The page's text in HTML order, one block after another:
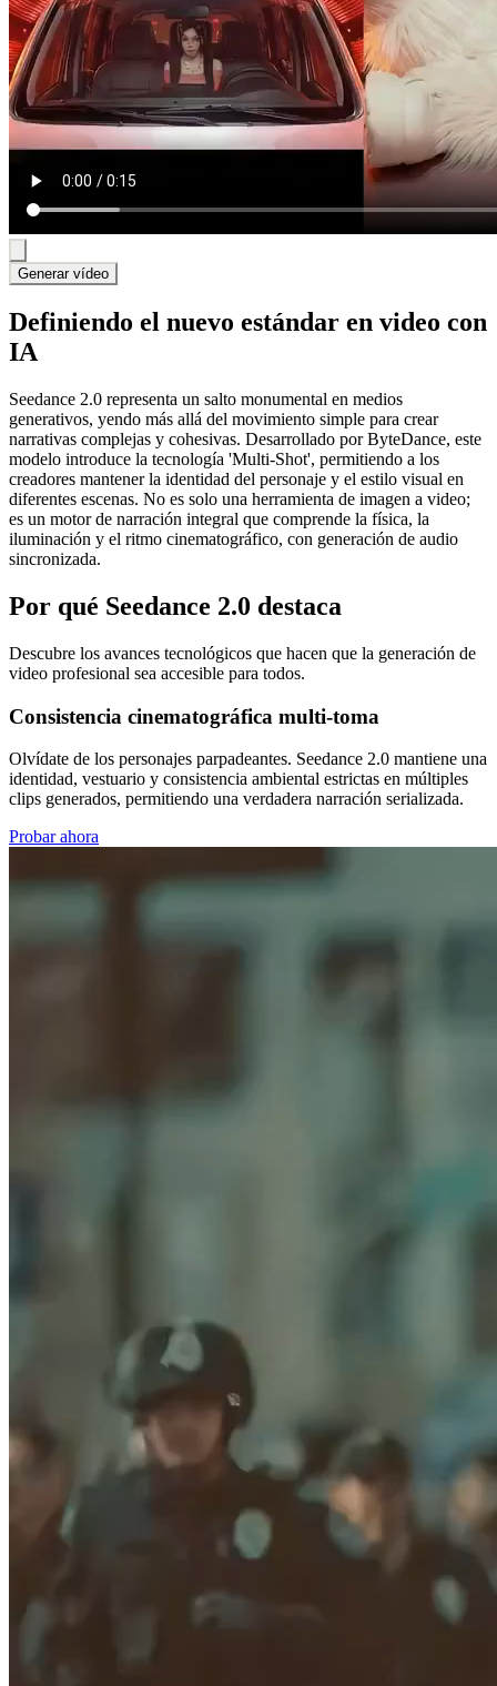
Generar vídeo
Definiendo el nuevo estándar en video con
IA
Seedance 2.0 representa un salto monumental en medios
generativos, yendo más allá del movimiento simple para crear
narrativas complejas y cohesivas. Desarrollado por ByteDance, este
modelo introduce la tecnología 'Multi-Shot', permitiendo a los
creadores mantener la identidad del personaje y el estilo visual en
diferentes escenas. No es solo una herramienta de imagen a video;
es un motor de narración integral que comprende la física, la
iluminación y el ritmo cinematográfico, con generación de audio
sincronizada.
Por qué Seedance 2.0 destaca
Descubre los avances tecnológicos que hacen que la generación de
video profesional sea accesible para todos.
Consistencia cinematográfica multi-toma
Olvídate de los personajes parpadeantes. Seedance 2.0 mantiene una
identidad, vestuario y consistencia ambiental estrictas en múltiples
clips generados, permitiendo una verdadera narración serializada.
Probar ahora